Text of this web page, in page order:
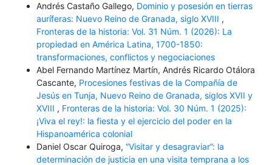
Andrés Castaño Gallego, Dominio y posesión en tierras
auríferas: Nuevo Reino de Granada, siglo XVIII ,
Fronteras de la historia: Vol. 31 Núm. 1 (2026): La
propiedad en América Latina, 1700-1850:
transformaciones, conflictos y negociaciones
Abel Fernando Martínez Martín, Andrés Ricardo Otálora
Cascante, Procesiones festivas de la Compañía de
Jesús en Tunja, Nuevo Reino de Granada, siglos XVII y
XVIII , Fronteras de la historia: Vol. 30 Núm. 1 (2025):
¡Viva el rey!: la fiesta y el ejercicio del poder en la
Hispanoamérica colonial
Daniel Oscar Quiroga, “Visitar y desagraviar”: la
determinación de justicia en una visita temprana a los